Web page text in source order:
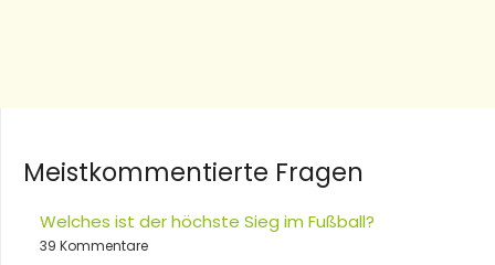
Meistkommentierte Fragen
Welches ist der höchste Sieg im Fußball?
39 Kommentare